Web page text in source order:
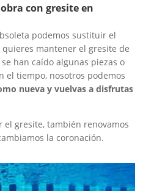
con gresite en
podemos sustituir el
mantener el gresite de
han caído algunas piezas o
el tiempo, nosotros podemos
nueva y vuelvas a disfrutas
gresite, también renovamos
la coronación.